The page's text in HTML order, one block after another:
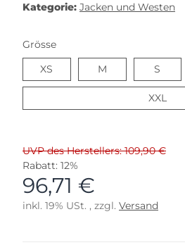
Kategorie: Jacken und Westen
Grösse
XS
MM S
XXL
UVP des Herstellers: 109,90 €
Rabatt: 12%
96,71 €
inkl. 19% USt. , zzgl. Versand